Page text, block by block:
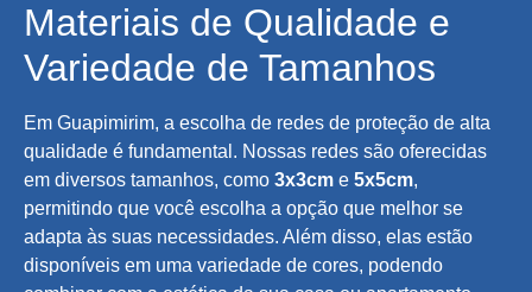
Materiais de Qualidade e
Variedade de Tamanhos
Em Guapimirim, a escolha de redes de proteção de alta
qualidade é fundamental. Nossas redes são oferecidas
em diversos tamanhos, como 3x3cm e 5x5cm,
permitindo que você escolha a opção que melhor se
adapta às suas necessidades. Além disso, elas estão
disponíveis em uma variedade de cores, podendo